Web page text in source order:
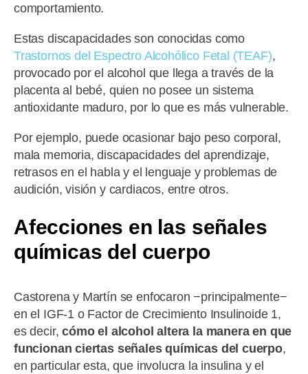
comportamiento.
Estas discapacidades son conocidas como
Trastornos del Espectro Alcohólico Fetal (TEAF),
provocado por el alcohol que llega a través de la
placenta al bebé, quien no posee un sistema
antioxidante maduro, por lo que es más vulnerable.
Por ejemplo, puede ocasionar bajo peso corporal,
mala memoria, discapacidades del aprendizaje,
retrasos en el habla y el lenguaje y problemas de
audición, visión y cardiacos, entre otros.
Afecciones en las señales
químicas del cuerpo
Castorena y Martín se enfocaron −principalmente−
en el IGF-1 o Factor de Crecimiento Insulinoide 1,
es decir,cómo el alcohol altera la manera en que
funcionan ciertas señales químicas del cuerpo,
en particular esta, que involucra la insulina y el